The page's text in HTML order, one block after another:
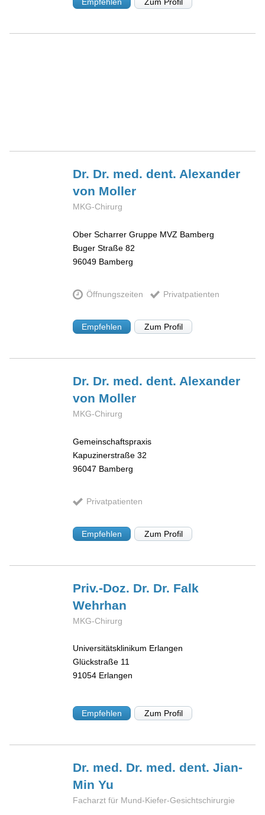
Dr. Dr. med. dent. Alexander
von Moller
MKG-Chirurg
Ober Scharrer Gruppe MVZ Bamberg
Buger Straße 82
96049 Bamberg
Öffnungszeiten Privatpatienten
Empfehlen Zum Profil
Dr. Dr. med. dent. Alexander
von Moller
MKG-Chirurg
Gemeinschaftspraxis
Kapuzinerstraße 32
96047 Bamberg
Privatpatienten
Empfehlen Zum Profil
Priv.-Doz. Dr. Dr. Falk
Wehrhan
MKG-Chirurg
Universitätsklinikum Erlangen
Glückstraße 11
91054 Erlangen
Empfehlen Zum Profil
Dr. med. Dr. med. dent. Jian-
MinYu
Facharzt für Mund-Kiefer-Gesichtschirurgie